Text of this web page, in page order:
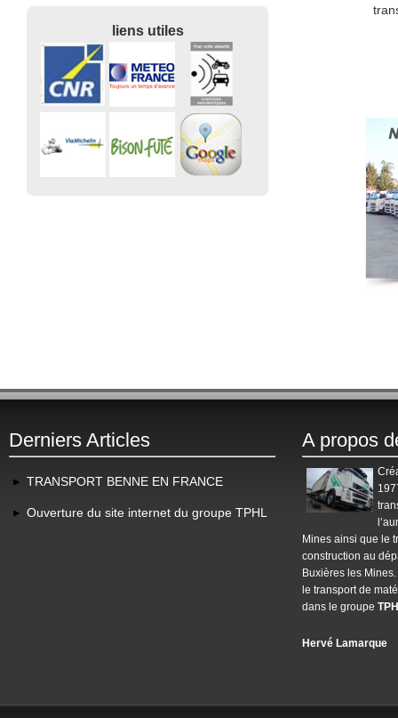
liens utiles
Derniers Articles
TRANSPORT BENNE EN FRANCE
Ouverture du site internet du groupe TPHL
A propos
Mines ainsi que le
construction au
Buxières les
le transport de
dans le groupe
Hervé Lamarque